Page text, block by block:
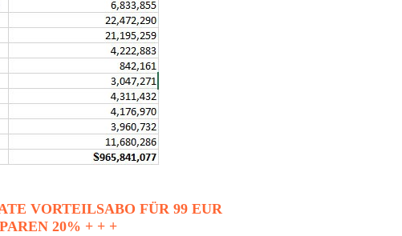
VORTEILSABO FÜR 99 EUR
20% + + +